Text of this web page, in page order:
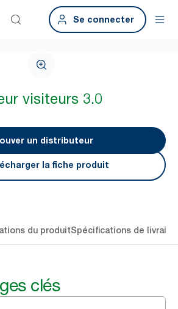
Se connecter
visiteurs 3.0
un distributeur
la fiche produit
du produitSpécifications de
clés